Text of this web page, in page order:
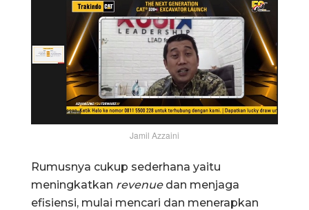
Jamil Azzaini
Rumusnya cukup sederhana yaitu
meningkatkan revenuedan menjaga
efisiensi, mulai mencari dan menerapkan